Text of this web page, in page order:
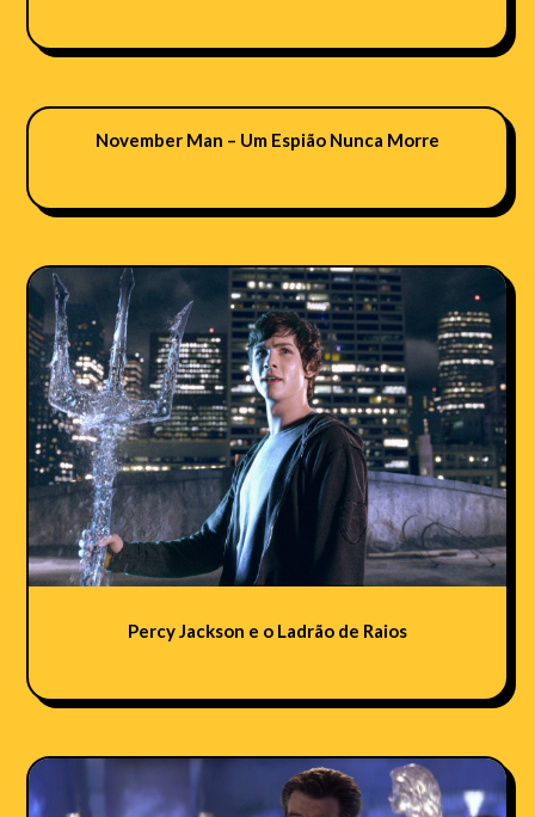
November Man – Um Espião Nunca Morre
Percy Jackson e o Ladrão de Raios